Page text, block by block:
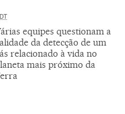
equipes questionam a
da detecção de um
relacionado à vida no
mais próximo da